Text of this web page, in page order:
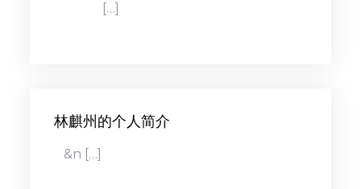
[…]
林麒州的个人简介
&n […]